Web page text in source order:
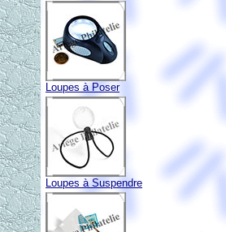
Loupes à Poser
Loupes à Suspendre